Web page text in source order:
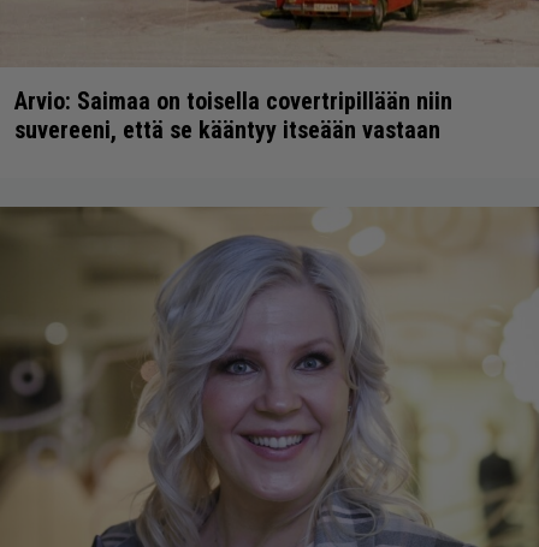
Arvio: Saimaa on toisella covertripillään niin
suvereeni, että se kääntyy itseään vastaan